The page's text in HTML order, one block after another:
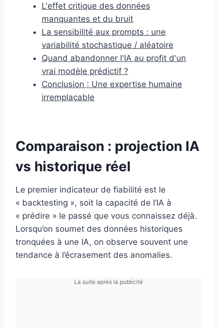
L'effet critique des données
manquantes et du bruit
La sensibilité aux prompts : une
variabilité stochastique / aléatoire
Quand abandonner l'IA au profit d'un
vrai modèle prédictif ?
Conclusion : Une expertise humaine
irremplaçable
Comparaison : projection IA
vs historique réel
Le premier indicateur de fiabilité est le
« backtesting », soit la capacité de l’IA à
« prédire » le passé que vous connaissez déjà.
Lorsqu’on soumet des données historiques
tronquées à une IA, on observe souvent une
tendance à l’écrasement des anomalies.
La suite après la publicité